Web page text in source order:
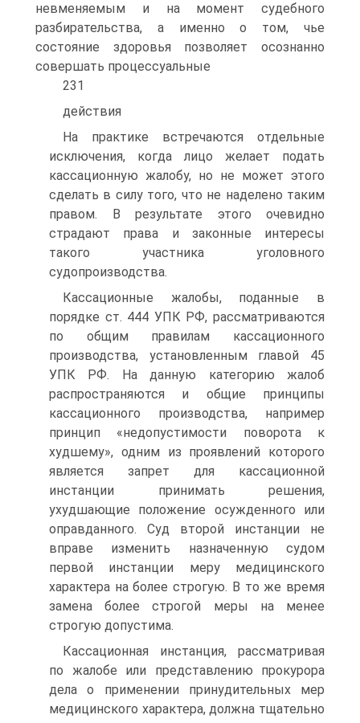
невменяемым и на момент судебного
разбирательства, а именно о том, чье
состояние здоровья позволяет осознанно
совершать процессуальные
231
действия
На практике встречаются отдельные
исключения, когда лицо желает подать
кассационную жалобу, но не может этого
сделать в силу того, что не наделено таким
правом. В результате этого очевидно
страдают права и законные интересы
такого участника уголовного
судопроизводства.
Кассационные жалобы, поданные в
порядке ст. 444 УПК РФ, рассматриваются
по общим правилам кассационного
производства, установленным главой 45
УПК РФ. На данную категорию жалоб
распространяются и общие принципы
кассационного производства, например
принцип «недопустимости поворота к
худшему», одним из проявлений которого
является запрет для кассационной
инстанции принимать решения,
ухудшающие положение осужденного или
оправданного. Суд второй инстанции не
вправе изменить назначенную судом
первой инстанции меру медицинского
характера на более строгую. В то же время
замена более строгой меры на менее
строгую допустима.
Кассационная инстанция, рассматривая
по жалобе или представлению прокурора
дела о применении принудительных мер
медицинского характера, должна тщательно